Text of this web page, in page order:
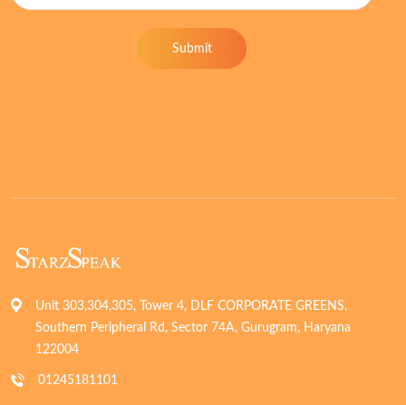
Submit
Unit 303,304,305, Tower 4, DLF CORPORATE GREENS,
Southern Peripheral Rd, Sector 74A, Gurugram, Haryana
122004
01245181101